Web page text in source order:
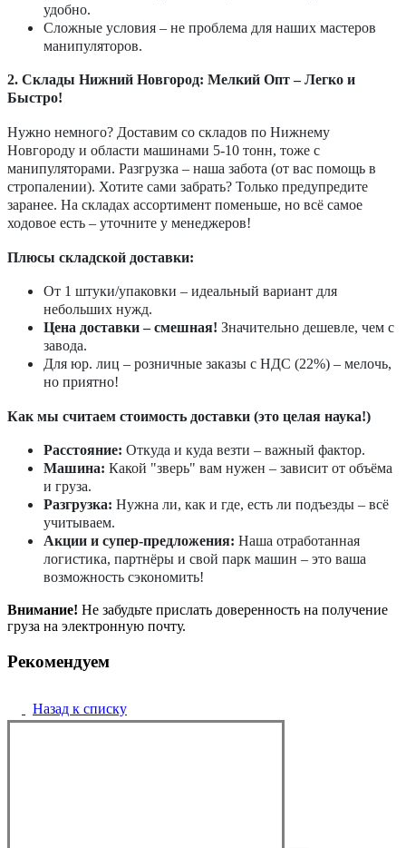
удобно.
Сложные условия – не проблема для наших мастеров
манипуляторов.
2. Склады Нижний Новгород: Мелкий Опт – Легко и
Быстро!
Нужно немного? Доставим со складов по Нижнему
Новгороду и области машинами 5-10 тонн, тоже с
манипуляторами. Разгрузка – наша забота (от вас помощь в
стропалении). Хотите сами забрать? Только предупредите
заранее. На складах ассортимент поменьше, но всё самое
ходовое есть – уточните у менеджеров!
Плюсы складской доставки:
От 1 штуки/упаковки – идеальный вариант для
небольших нужд.
Цена доставки – смешная! Значительно дешевле, чем с
завода.
Для юр. лиц – розничные заказы с НДС (22%) – мелочь,
но приятно!
Как мы считаем стоимость доставки (это целая наука!)
Расстояние: Откуда и куда везти – важный фактор.
Машина: Какой "зверь" вам нужен – зависит от объёма
и груза.
Разгрузка: Нужна ли, как и где, есть ли подъезды – всё
учитываем.
Акции и супер-предложения: Наша отработанная
логистика, партнёры и свой парк машин – это ваша
возможность сэкономить!
Внимание! Не забудьте прислать доверенность на получение
груза на электронную почту.
Рекомендуем
Назад к списку